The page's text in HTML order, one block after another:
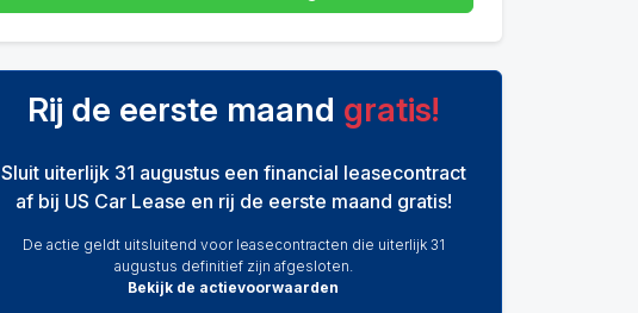
Rij de eerste maand gratis!
Sluit uiterlijk 31 augustus een financial leasecontract
af bij US Car Lease en rij de eerste maand gratis!
De actie geldt uitsluitend voor leasecontracten die uiterlijk 31
augustus definitief zijn afgesloten.
Bekijk de actievoorwaarden